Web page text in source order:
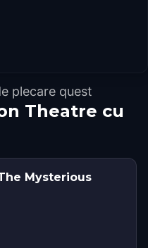
plecare quest
Theatre cu
Mysterious